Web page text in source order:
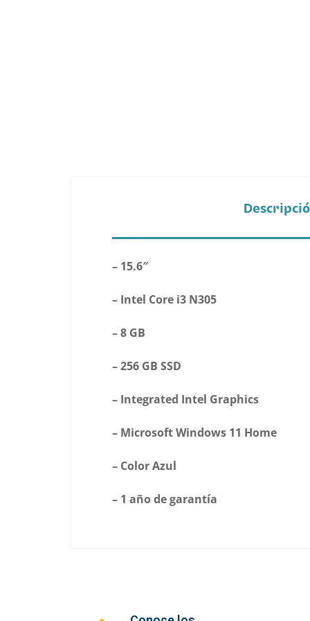
– 15.6″
– Intel Core i3 N305
– 8 GB
– 256 GB SSD
– Integrated Intel Graphics
– Microsoft Windows 11 Home
– Color Azul
– 1 año de garantía